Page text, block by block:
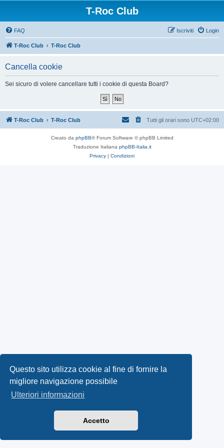
Questo sito utilizza cookie al fine di fornire la
migliore navigazione possibile
Ulteriori informazioni
Accetto
T-Roc Club
FAQ Login
Iscriviti
T-Roc Club T-Roc Club
Cancella cookie
Sei sicuro di volere cancellare tutti i cookie di questa Board?
T-Roc Club T-Roc Club Tutti gli orari sono UTC+02:00
Creato da phpBB® Forum Software © phpBB Limited
Traduzione Italiana phpBB-Italia.it
Privacy | Condizioni